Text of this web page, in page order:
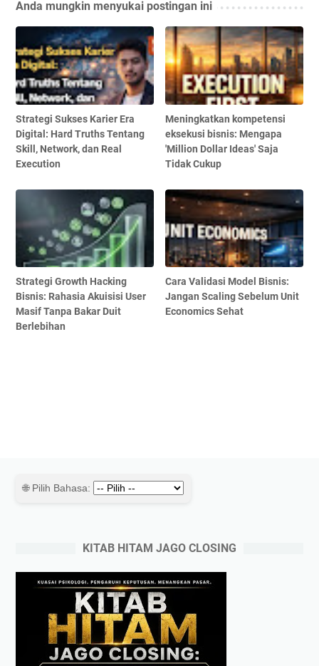
Anda mungkin menyukai postingan ini
Strategi Sukses Karier Era
Digital: Hard Truths Tentang
Skill, Network, dan Real
Execution
Meningkatkan kompetensi
eksekusi bisnis: Mengapa
'Million Dollar Ideas' Saja
Tidak Cukup
Strategi Growth Hacking
Bisnis: Rahasia Akuisisi User
Masif Tanpa Bakar Duit
Berlebihan
Cara Validasi Model Bisnis:
Jangan Scaling Sebelum Unit
Economics Sehat
🌐 Pilih Bahasa:
KITAB HITAM JAGO CLOSING